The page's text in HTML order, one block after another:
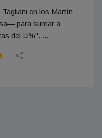
en los Martín
para sumar a
del ට%". ...